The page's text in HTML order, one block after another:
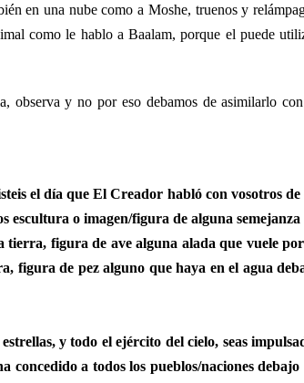
en una nube como a Moshe, truenos y
como le hablo a Baalam, porque el puede
observa y no por eso debamos de asimilarlo
el día que El Creador habló con vosotros de
escultura o imagen/figura de alguna semejanza
figura de ave alguna alada que vuele
figura de pez alguno que haya en el agua
y todo el ejército del cielo, seas
a todos los pueblos/naciones debajo